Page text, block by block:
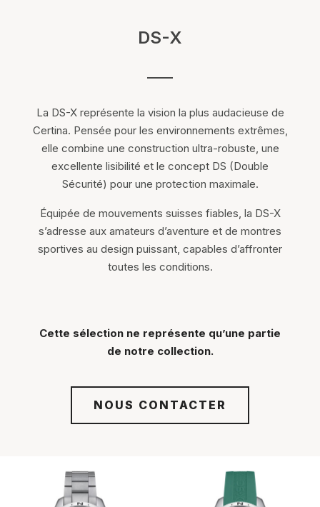
DS-X
La DS-X représente la vision la plus audacieuse de
Certina. Pensée pour les environnements extrêmes,
elle combine une construction ultra-robuste, une
excellente lisibilité et le concept DS (Double
Sécurité) pour une protection maximale.
Équipée de mouvements suisses fiables, la DS-X
s’adresse aux amateurs d’aventure et de montres
sportives au design puissant, capables d’affronter
toutes les conditions.
Cette sélection ne représente qu’une partie
de notre collection.
NOUS CONTACTER